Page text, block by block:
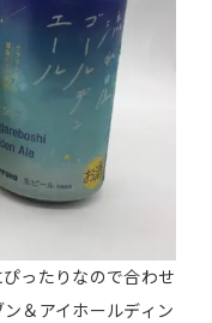
ったりなので合わせ
＆アイホールディン